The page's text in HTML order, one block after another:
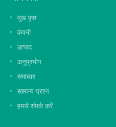
मुख पृष्ठ
कंपनी
उत्पाद
अनुप्रयोग
समाचार
सामान्य प्रश्न
हमसे संपर्क करें